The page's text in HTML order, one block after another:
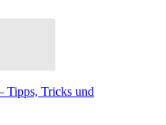
Tipps, Tricks und